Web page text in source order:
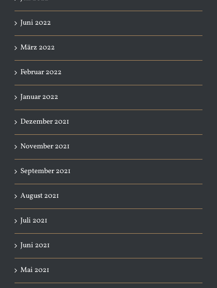
Juni 2022
März 2022
Februar 2022
Januar 2022
Dezember 2021
November 2021
September 2021
August 2021
Juli 2021
Juni 2021
Mai 2021